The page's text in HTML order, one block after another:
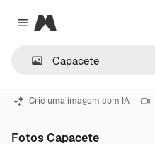
Close menu
Magnific
Crie uma imagem com IA
Fotos Capacete